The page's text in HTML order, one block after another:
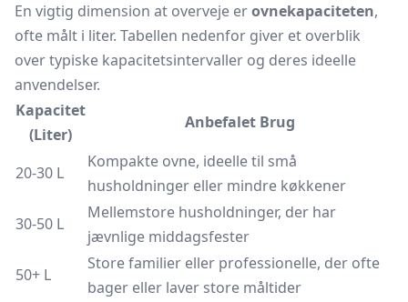
En vigtig dimension at overveje erovnekapaciteten,
ofte målt i liter. Tabellen nedenfor giver et overblik
over typiske kapacitetsintervaller og deres ideelle
anvendelser.
Kapacitet
(Liter)
Anbefalet Brug
20-30 L
Kompakte ovne, ideelle til små
husholdninger eller mindre køkkener
30-50 L
Mellemstore husholdninger, der har
jævnlige middagsfester
50+ L
Store familier eller professionelle, der ofte
bager eller laver store måltider